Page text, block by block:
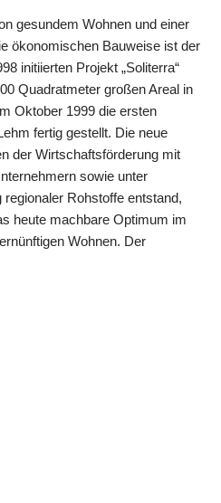
gesundem Wohnen und einer
ökonomischen Bauweise ist der
initiierten Projekt „Soliterra“
Quadratmeter großen Areal in
Oktober 1999 die ersten
fertig gestellt. Die neue
der Wirtschaftsförderung mit
sowie unter
Rohstoffe entstand,
heute machbare Optimum im
Wohnen. Der